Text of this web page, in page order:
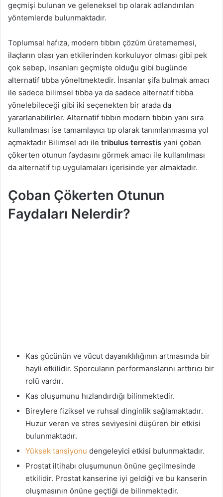
geçmişi bulunan ve geleneksel tıp olarak adlandırılan
yöntemlerde bulunmaktadır.
Toplumsal hafıza, modern tıbbın çözüm üretememesi,
ilaçların olası yan etkilerinden korkuluyor olması gibi pek
çok sebep, insanları geçmişte olduğu gibi bugünde
alternatif tıbba yöneltmektedir. İnsanlar şifa bulmak amacı
ile sadece bilimsel tıbba ya da sadece alternatif tıbba
yönelebileceği gibi iki seçenekten bir arada da
yararlanabilirler. Alternatif tıbbın modern tıbbın yanı sıra
kullanılması ise tamamlayıcı tıp olarak tanımlanmasına yol
açmaktadır Bilimsel adı ile tribulus terrestis yani çoban
çökerten otunun faydasını görmek amacı ile kullanılması
da alternatif tıp uygulamaları içerisinde yer almaktadır.
Çoban Çökerten Otunun
Faydaları Nelerdir?
Kas gücünün ve vücut dayanıklılığının artmasında bir
hayli etkilidir. Sporcuların performanslarını arttırıcı bir
rolü vardır.
Kas oluşumunu hızlandırdığı bilinmektedir.
Bireylere fiziksel ve ruhsal dinginlik sağlamaktadır.
Huzur veren ve stres seviyesini düşüren bir etkisi
bulunmaktadır.
Yüksek tansiyonu dengeleyici etkisi bulunmaktadır.
Prostat iltihabı oluşumunun önüne geçilmesinde
etkilidir. Prostat kanserine iyi geldiği ve bu kanserin
oluşmasının önüne geçtiği de bilinmektedir.